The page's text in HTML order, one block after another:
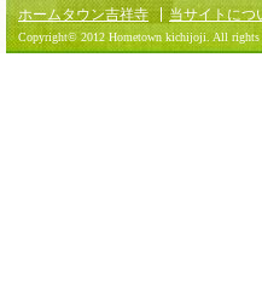
ホームタウン吉祥寺 当サイトにつ
Copyright© 2012 Hometown kichijoji. All rights